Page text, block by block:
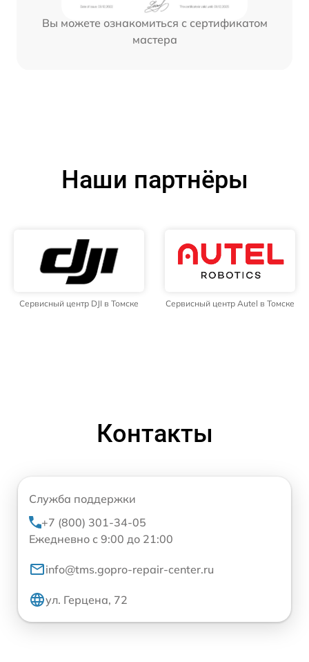
Вы можете ознакомиться с сертификатом
мастера
Наши партнёры
Сервисный центр DJI в Томске Сервисный центр Autel в Томске
Контакты
Служба поддержки
+7 (800) 301-34-05
Ежедневно с 9:00 до 21:00
info@tms.gopro-repair-center.ru
ул. Герцена, 72